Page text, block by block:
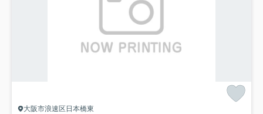
大阪市浪速区日本橋東